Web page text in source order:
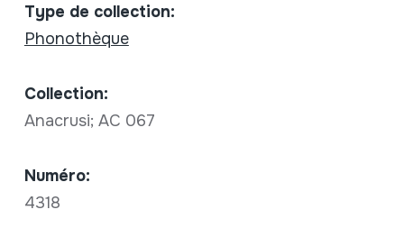
Type de collection:
Phonothèque
Collection:
Anacrusi; AC 067
Numéro:
4318